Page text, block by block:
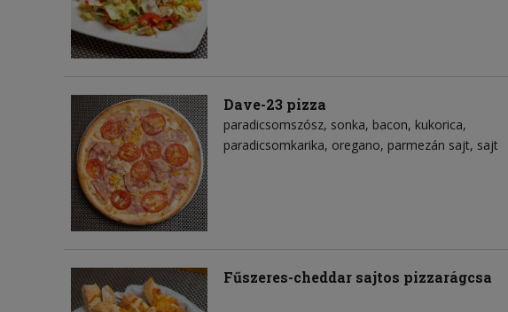
Dave-23 pizza
paradicsomszósz sonka bacon kukorica
paradicsomkarika oregano parmezán sajt sajt
Fűszeres-cheddar sajtos pizzarágcsa